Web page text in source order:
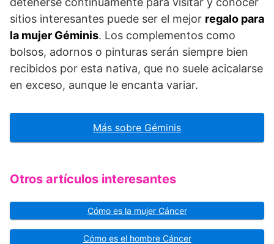
sitios interesantes puede ser el mejor regalo para
la mujer Géminis. Los complementos como
bolsos, adornos o pinturas serán siempre bien
recibidos por esta nativa, que no suele acicalarse
en exceso, aunque le encanta variar.
Más sobre Géminis
Otros artículos interesantes
Cómo es la mujer Cáncer
Cómo es el hombre Cáncer